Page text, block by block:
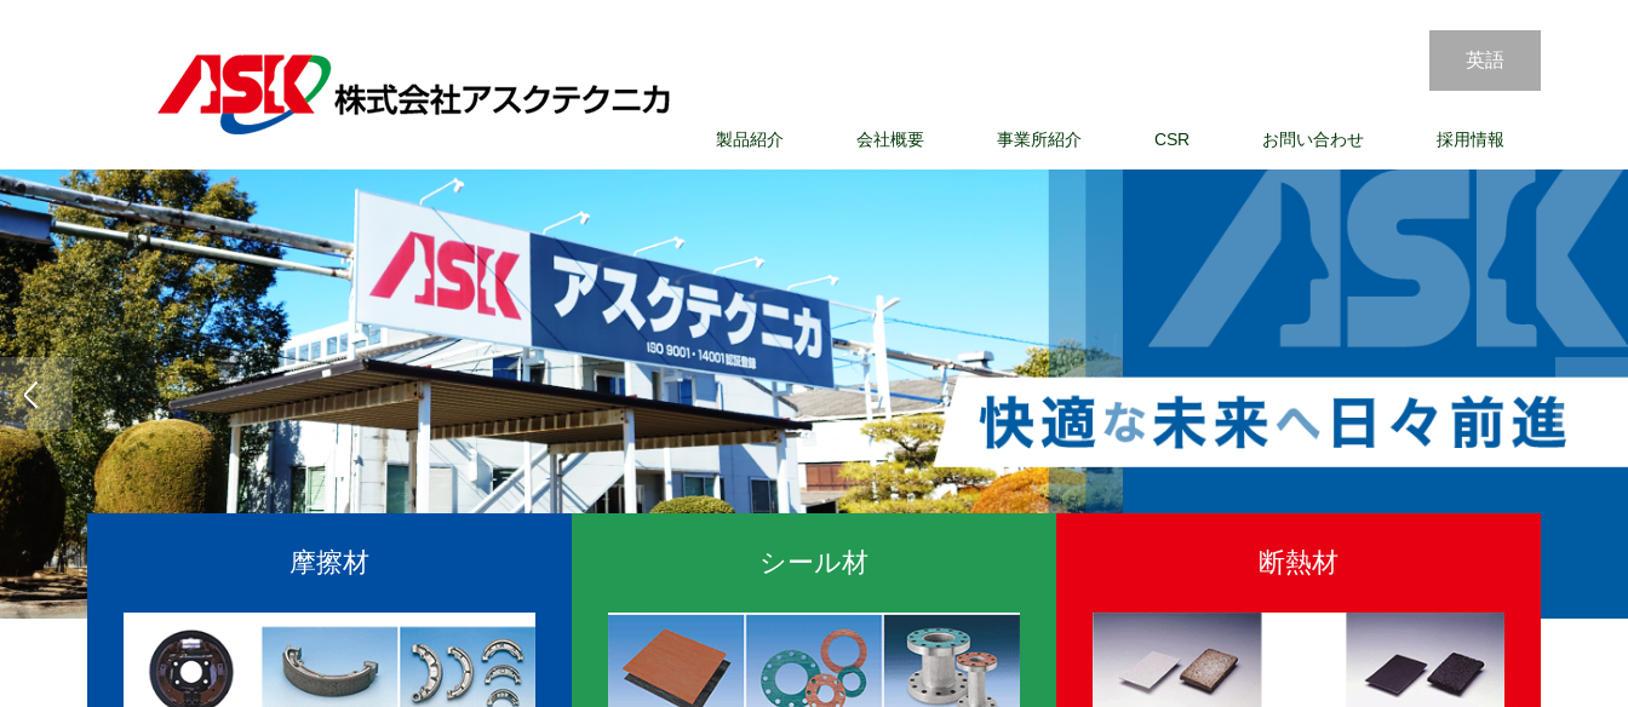
英語
製品紹介 会社概要 事業所紹介 CSR お問い合わせ 採用情報
Next
摩擦材 シール材 断熱材